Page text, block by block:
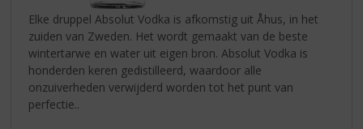
Elke druppel Absolut Vodka is afkomstig uit Åhus, in het
zuiden van Zweden. Het wordt gemaakt van de beste
wintertarwe en water uit eigen bron. Absolut Vodka is
honderden keren gedistilleerd, waardoor alle
onzuiverheden verwijderd worden tot het punt van
perfectie..